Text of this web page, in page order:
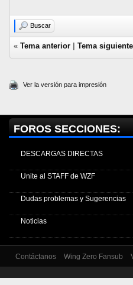
Buscar
« Tema anterior Tema siguiente
Ver la versión para impresión
FOROS SECCIONES:
DESCARGAS DIRECTAS
Unite al STAFF de WZF
Dudas problemas y Sugerencias
Noticias
Contáctanos Wing Zero Fansub